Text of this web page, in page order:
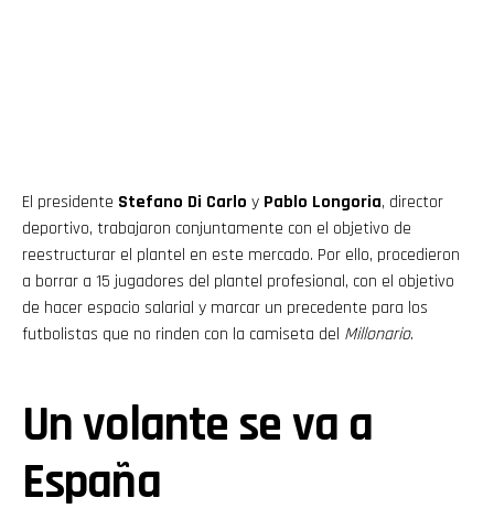
El presidente Stefano Di Carlo y Pablo Longoria, director
deportivo, trabajaron conjuntamente con el objetivo de
reestructurar el plantel en este mercado. Por ello, procedieron
a borrar a 15 jugadores del plantel profesional, con el objetivo
de hacer espacio salarial y marcar un precedente para los
futbolistas que no rinden con la camiseta del Millonario.
Un volante se va a
España